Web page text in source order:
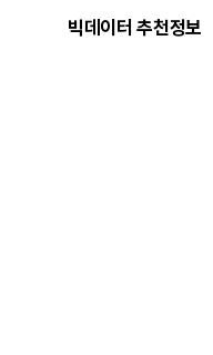
빅데이터 추천정보